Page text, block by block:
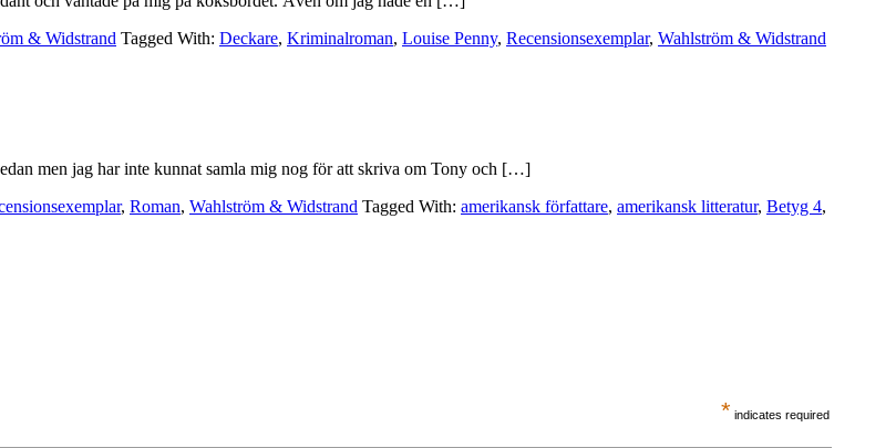
& Widstrand Tagged With: Deckare, Kriminalroman, Louise Penny, Recensionsexemplar, Wahlström & Widstrand
men jag har inte kunnat samla mig nog för att skriva om Tony och […]
, Roman, Wahlström & Widstrand Tagged With: amerikansk författare, amerikansk litteratur, Betyg 4,
* indicates required